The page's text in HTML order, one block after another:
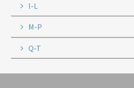
I-L
M-P
Q-T